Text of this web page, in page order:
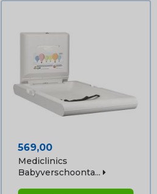
Prijs
569,00
Mediclinics
Babyverschoonta...